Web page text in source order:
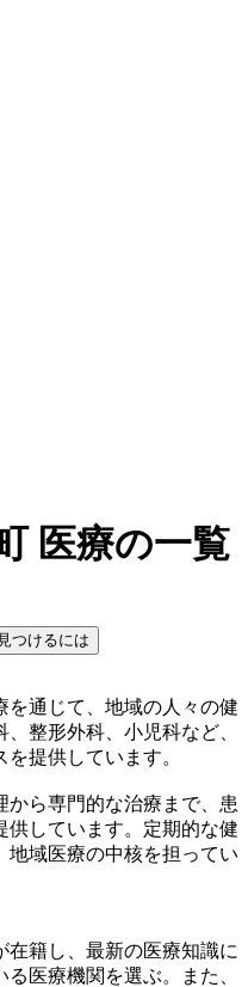
医療の一覧
つけるには
を通じて、地域の人々の健
整形外科、小児科など、
提供しています。
から専門的な治療まで、患
供しています。定期的な健
地域医療の中核を担ってい
在籍し、最新の医療知識に
医療機関を選ぶ。また、